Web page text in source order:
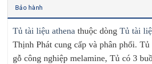
Bảo hành
Tủ tài liệu athena thuộc dòng Tủ tài
Thịnh Phát cung cấp và phân phối.
gỗ công nghiệp melamine, Tủ có 3